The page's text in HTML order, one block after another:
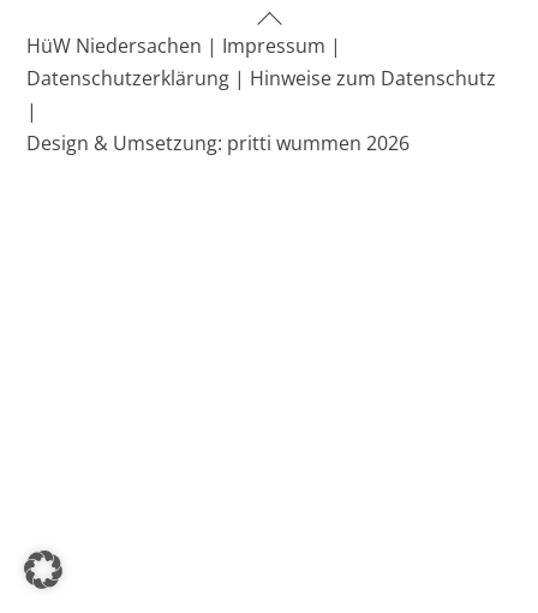
Back
To
Top
HüW Niedersachen | Impressum |
Datenschutzerklärung | Hinweise zum Datenschutz
|
Design & Umsetzung: pritti wummen 2026